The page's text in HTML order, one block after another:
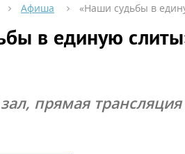
Афиша «Наши судьбы в
в единую
прямая